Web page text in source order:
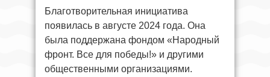
Благотворительная инициатива
появилась в августе 2024 года. Она
была поддержана фондом «Народный
фронт. Все для победы!» и другими
общественными организациями.